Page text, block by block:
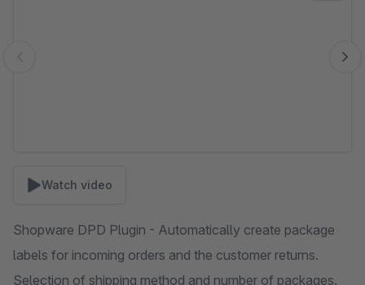
Watch video
Shopware DPD Plugin - Automatically create package
labels for incoming orders and the customer returns.
Selection of shipping method and number of packages.